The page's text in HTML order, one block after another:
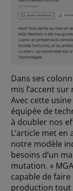
Dans ses
mis l’accent
Avec cette
équipée de
à doubler nos
L’article met en
notre modèle
besoins d’un
mutation. «
capable de
production tout